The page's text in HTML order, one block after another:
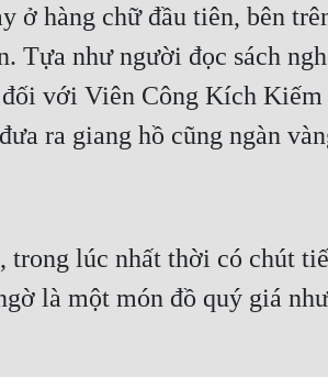
ở hàng chữ đầu tiên, bên
Tựa như người đọc sách
với Viên Công Kích
ra giang hồ cũng ngàn
trong lúc nhất thời có chút
là một món đồ quý giá như